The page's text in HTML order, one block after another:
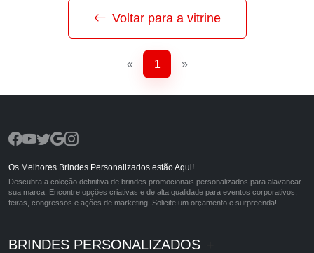
Voltar para a vitrine
« 1 »
Os Melhores Brindes Personalizados estão Aqui!
Descubra a coleção definitiva de brindes promocionais personalizados para alavancar
sua marca. Encontre opções criativas e de alta qualidade para eventos corporativos,
feiras, congressos e ações de marketing. Solicite um orçamento e surpreenda!
BRINDES PERSONALIZADOS